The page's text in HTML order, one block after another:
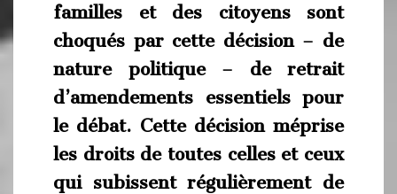
familles et des citoyens sont
choqués par cette décision – de
nature politique – de retrait
d’amendements essentiels pour
le débat. Cette décision méprise
les droits de toutes celles et ceux
qui subissent régulièrement de